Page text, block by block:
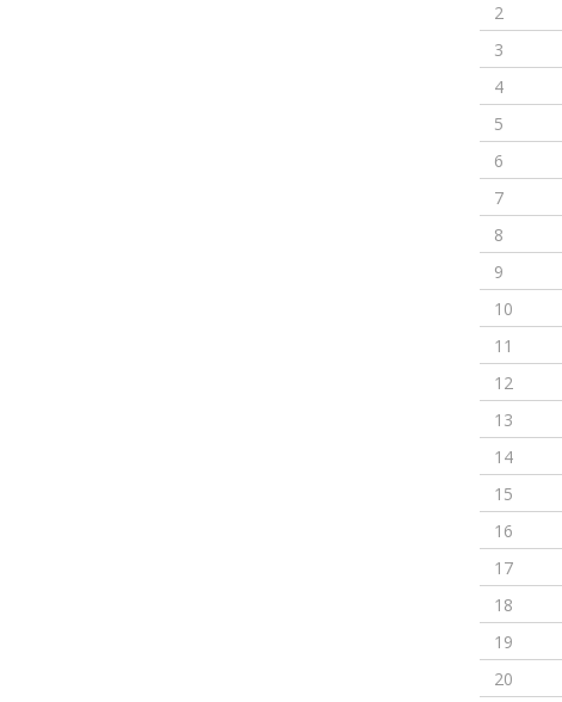
2
3
4
5
6
7
8
9
10
11
12
13
14
15
16
17
18
19
20